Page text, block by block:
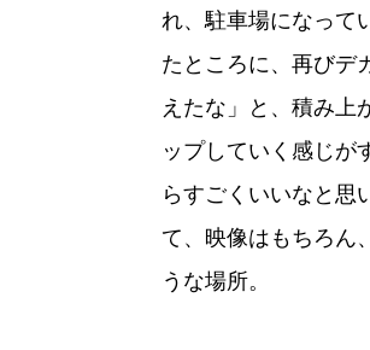
れ、駐車場になって
たところに、再びデ
えたな」と、積み上
ップしていく感じが
らすごくいいなと思
て、映像はもちろん
うな場所。